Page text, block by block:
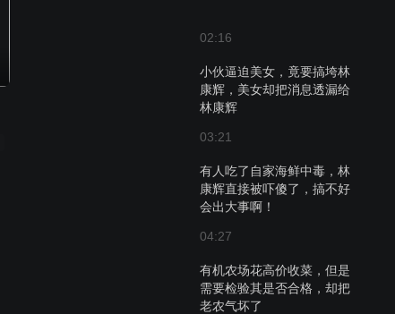
02:16
小伙逼迫美女，竟要搞垮林
康辉，美女却把消息透漏给
林康辉
03:21
有人吃了自家海鲜中毒，林
康辉直接被吓傻了，搞不好
会出大事啊！
04:27
有机农场花高价收菜，但是
需要检验其是否合格，却把
老农气坏了